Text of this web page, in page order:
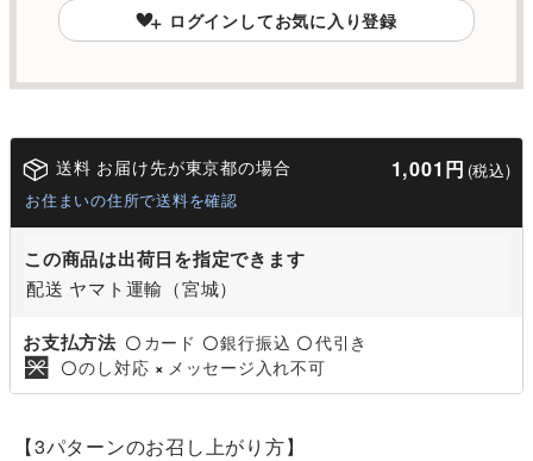
ログインしてお気に入り登録
送料 お届け先が東京都の場合 1,001円 (税込)
お住まいの住所で送料を確認
この商品は出荷日を指定できます
配送 ヤマト運輸（宮城）
お支払方法 〇 カード 〇銀行振込 〇代引き
〇のし対応 × メッセージ入れ不可
【3パターンのお召し上がり方】